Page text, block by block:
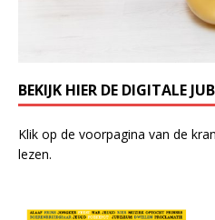
BEKIJK HIER DE DIGITALE
Klik op de voorpagina van de
lezen.